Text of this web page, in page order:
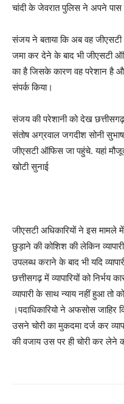
चांदी के जेवरात पुलिस ने अपने
संजय ने बताया कि अब वह
जमा कर देने के बाद भी जीएसटी
का है जिसके कारण वह परेशान है
संपर्क किया।
संजय की परेशानी को देख
संतोष अग्रवाल जगदीश सोनी
जीएसटी ऑफिस जा पहुंचे. यहां मौजूद
खोटी सुनाई
जीएसटी अधिकारियों ने इस मामले
छुड़ाने की कोशिश की लेकिन
उपलब्ध कराने के बाद भी यदि
छत्तीसगढ़ में व्यापारियों को
व्यापारी के साथ न्याय नहीं हुआ तो
।पदाधिकारियो ने अफसोस जाहिर
उसने चोरी का मुकदमा दर्ज कर
की वजाय उस पर ही चोरी कर लेने